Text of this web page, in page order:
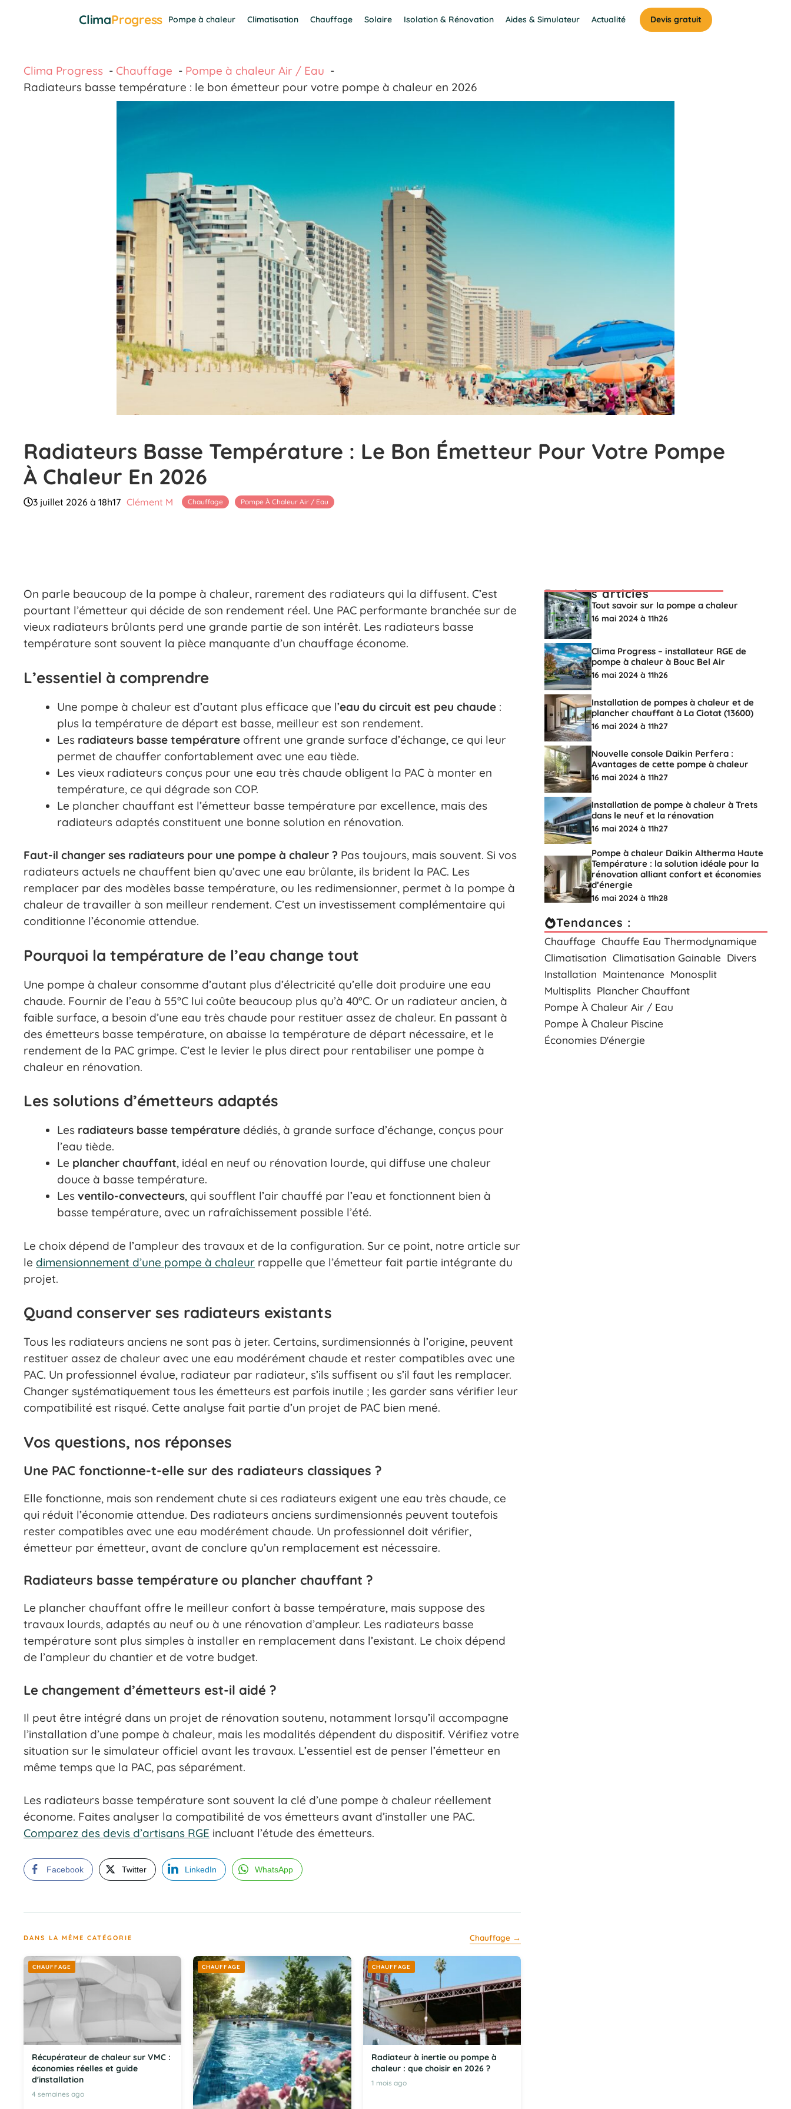
ClimaProgress Pompe à chaleur Climatisation Chauffage Solaire Isolation & Rénovation Aides & Simulateur Actualité Devis gratuit
Clima Progress Chauffage
Pompe à chaleur Air / Eau
Radiateurs basse température : le bon émetteur pour votre pompe à chaleur en 2026
Radiateurs Basse Température : Le Bon Émetteur Pour Votre Pompe
À Chaleur En 2026
3 juillet 2026 à 18h17 Clément M Chauffage Pompe À Chaleur Air / Eau
On parle beaucoup de la pompe à chaleur, rarement des radiateurs qui la diffusent. C’est
pourtant l’émetteur qui décide de son rendement réel. Une PAC performante branchée sur de
vieux radiateurs brûlants perd une grande partie de son intérêt. Les radiateurs basse
température sont souvent la pièce manquante d’un chauffage économe.
L’essentiel à comprendre
Une pompe à chaleur est d’autant plus efficace que l’eau du circuit est peu chaude :
plus la température de départ est basse, meilleur est son rendement.
Les radiateurs basse température offrent une grande surface d’échange, ce qui leur
permet de chauffer confortablement avec une eau tiède.
Les vieux radiateurs conçus pour une eau très chaude obligent la PAC à monter en
température, ce qui dégrade son COP.
Le plancher chauffant est l’émetteur basse température par excellence, mais des
radiateurs adaptés constituent une bonne solution en rénovation.
Faut-il changer ses radiateurs pour une pompe à chaleur ? Pas toujours, mais souvent. Si vos
radiateurs actuels ne chauffent bien qu’avec une eau brûlante, ils brident la PAC. Les
remplacer par des modèles basse température, ou les redimensionner, permet à la pompe à
chaleur de travailler à son meilleur rendement. C’est un investissement complémentaire qui
conditionne l’économie attendue.
Pourquoi la température de l’eau change tout
Une pompe à chaleur consomme d’autant plus d’électricité qu’elle doit produire une eau
chaude. Fournir de l’eau à 55°C lui coûte beaucoup plus qu’à 40°C. Or un radiateur ancien, à
faible surface, a besoin d’une eau très chaude pour restituer assez de chaleur. En passant à
des émetteurs basse température, on abaisse la température de départ nécessaire, et le
rendement de la PAC grimpe. C’est le levier le plus direct pour rentabiliser une pompe à
chaleur en rénovation.
Les solutions d’émetteurs adaptés
Les radiateurs basse température dédiés, à grande surface d’échange, conçus pour
l’eau tiède.
Le plancher chauffant, idéal en neuf ou rénovation lourde, qui diffuse une chaleur
douce à basse température.
Les ventilo-convecteurs, qui soufflent l’air chauffé par l’eau et fonctionnent bien à
basse température, avec un rafraîchissement possible l’été.
Le choix dépend de l’ampleur des travaux et de la configuration. Sur ce point, notre article sur
le dimensionnement d’une pompe à chaleur rappelle que l’émetteur fait partie intégrante du
projet.
Quand conserver ses radiateurs existants
Tous les radiateurs anciens ne sont pas à jeter. Certains, surdimensionnés à l’origine, peuvent
restituer assez de chaleur avec une eau modérément chaude et rester compatibles avec une
PAC. Un professionnel évalue, radiateur par radiateur, s’ils suffisent ou s’il faut les remplacer.
Changer systématiquement tous les émetteurs est parfois inutile ; les garder sans vérifier leur
compatibilité est risqué. Cette analyse fait partie d’un projet de PAC bien mené.
Vos questions, nos réponses
Une PAC fonctionne-t-elle sur des radiateurs classiques ?
Elle fonctionne, mais son rendement chute si ces radiateurs exigent une eau très chaude, ce
qui réduit l’économie attendue. Des radiateurs anciens surdimensionnés peuvent toutefois
rester compatibles avec une eau modérément chaude. Un professionnel doit vérifier,
émetteur par émetteur, avant de conclure qu’un remplacement est nécessaire.
Radiateurs basse température ou plancher chauffant ?
Le plancher chauffant offre le meilleur confort à basse température, mais suppose des
travaux lourds, adaptés au neuf ou à une rénovation d’ampleur. Les radiateurs basse
température sont plus simples à installer en remplacement dans l’existant. Le choix dépend
de l’ampleur du chantier et de votre budget.
Le changement d’émetteurs est-il aidé ?
Il peut être intégré dans un projet de rénovation soutenu, notamment lorsqu’il accompagne
l’installation d’une pompe à chaleur, mais les modalités dépendent du dispositif. Vérifiez votre
situation sur le simulateur officiel avant les travaux. L’essentiel est de penser l’émetteur en
même temps que la PAC, pas séparément.
Les radiateurs basse température sont souvent la clé d’une pompe à chaleur réellement
économe. Faites analyser la compatibilité de vos émetteurs avant d’installer une PAC.
Comparez des devis d’artisans RGE incluant l’étude des émetteurs.
Facebook Twitter LinkedIn WhatsApp
DANS LA MÊME CATÉGORIE Chauffage →
CHAUFFAGE
Récupérateur de chaleur sur VMC :
économies réelles et guide
d'installation
4 semaines ago
CHAUFFAGE CHAUFFAGE
Radiateur à inertie ou pompe à
chaleur : que choisir en 2026 ?
1 mois ago
Derniers articles
Tout savoir sur la pompe a chaleur
16 mai 2024 à 11h26
Clima Progress – installateur RGE de
pompe à chaleur à Bouc Bel Air
16 mai 2024 à 11h26
Installation de pompes à chaleur et de
plancher chauffant à La Ciotat (13600)
16 mai 2024 à 11h27
Nouvelle console Daikin Perfera :
Avantages de cette pompe à chaleur
16 mai 2024 à 11h27
Installation de pompe à chaleur à Trets
dans le neuf et la rénovation
16 mai 2024 à 11h27
Pompe à chaleur Daikin Altherma Haute
Température : la solution idéale pour la
rénovation alliant confort et économies
d’énergie
16 mai 2024 à 11h28
Tendances :
Chauffage Chauffe Eau Thermodynamique
Climatisation Climatisation Gainable Divers
Installation Maintenance Monosplit
Multisplits Plancher Chauffant
Pompe À Chaleur Air / Eau
Pompe À Chaleur Piscine
Économies D'énergie